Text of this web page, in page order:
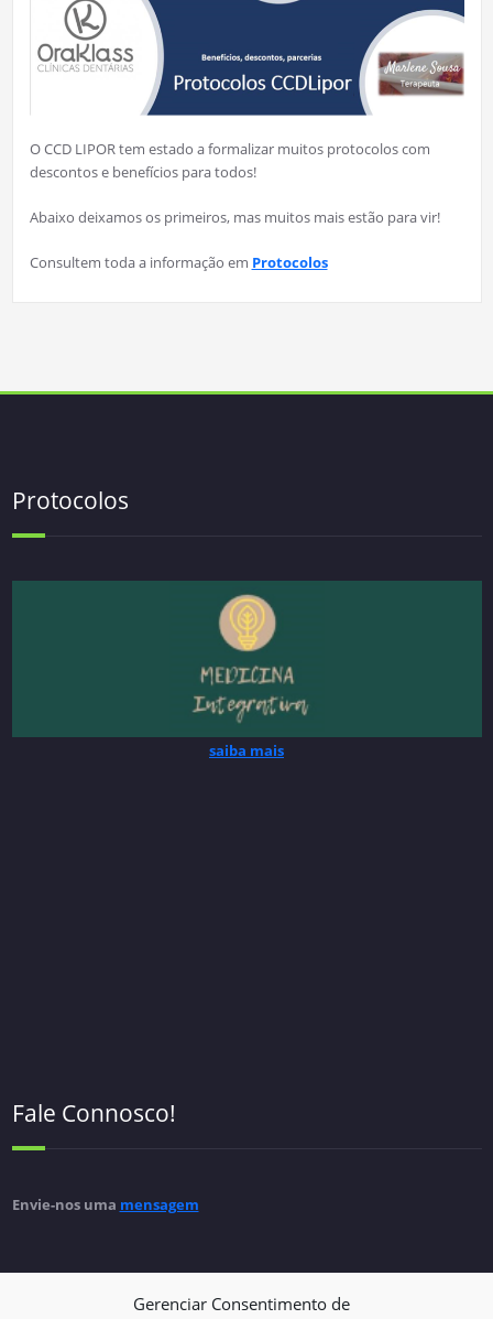
Gerenciar Consentimento de
O CCD LIPOR tem estado a formalizar muitos protocolos com
descontos e benefícios para todos!
Abaixo deixamos os primeiros, mas muitos mais estão para vir!
Consultem toda a informação em Protocolos
Protocolos
saiba mais
saiba mais
Fale Connosco!
Envie-nos uma mensagem